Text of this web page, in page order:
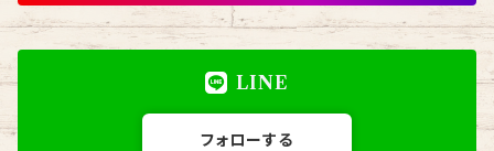
LINE
フォローする